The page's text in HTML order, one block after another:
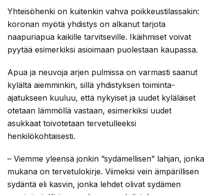
Yhteisöhenki on kuitenkin vahva poikkeustilassakin:
koronan myötä yhdistys on alkanut tarjota
naapuriapua kaikille tarvitseville. Ikäihmiset voivat
pyytää esimerkiksi asioimaan puolestaan kaupassa.
Apua ja neuvoja arjen pulmissa on varmasti saanut
kylältä aiemminkin, sillä yhdistyksen toiminta-
ajatukseen kuuluu, että nykyiset ja uudet kyläläiset
otetaan lämmöllä vastaan, esimerkiksi uudet
asukkaat toivotetaan tervetulleeksi
henkilökohtaisesti.
– Viemme yleensä jonkin ”sydämellisen” lahjan, jonka
mukana on tervetulokirje. Viimeksi vein ämpärillisen
sydäntä eli kasvin, jonka lehdet olivat sydämen